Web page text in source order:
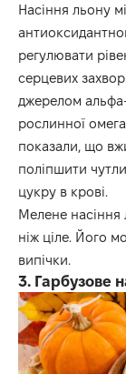
Насіння льону
регулювати
серцевих
джерелом
рослинної
показали, що
поліпшити
цукру в крові.
Мелене насіння
ніж ціле. Його
випічки.
3. Гарбузове